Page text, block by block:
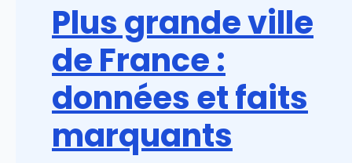
Plus grande ville
de France :
données et faits
marquants